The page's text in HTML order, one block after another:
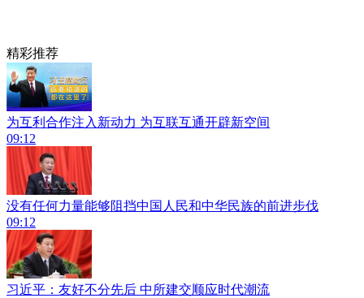
精彩推荐
为互利合作注入新动力 为互联互通开辟新空间
09:12
没有任何力量能够阻挡中国人民和中华民族的前进步伐
09:12
习近平：友好不分先后 中所建交顺应时代潮流